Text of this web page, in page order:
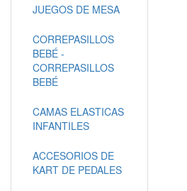
JUEGOS DE MESA
CORREPASILLOS
BEBÉ -
CORREPASILLOS
BEBÉ
CAMAS ELASTICAS
INFANTILES
ACCESORIOS DE
KART DE PEDALES